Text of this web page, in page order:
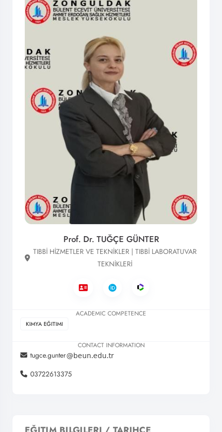
Prof. Dr. TUĞÇE GÜNTER
TIBBİ HİZMETLER VE TEKNİKLER | TIBBİ LABORATUVAR
TEKNİKLERİ
ACADEMIC COMPETENCE
KIMYA EĞITIMI
CONTACT INFORMATION
tugce.gunter
03722613375